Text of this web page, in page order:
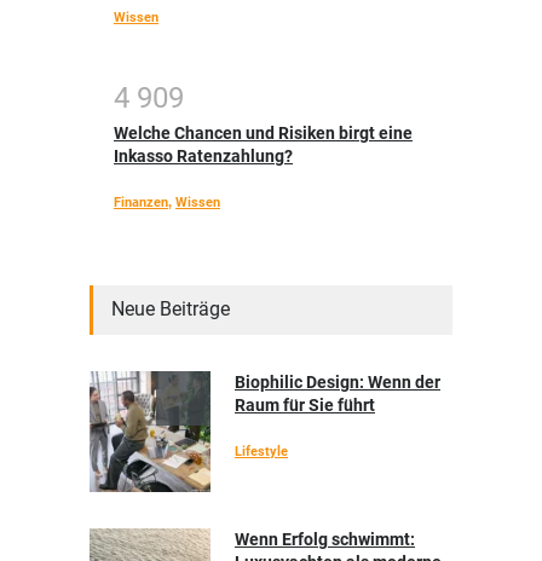
Wissen
4 909
Welche Chancen und Risiken birgt eine
Inkasso Ratenzahlung?
Finanzen, Wissen
Neue Beiträge
Biophilic Design: Wenn der
Raum für Sie führt
Lifestyle
Wenn Erfolg schwimmt: